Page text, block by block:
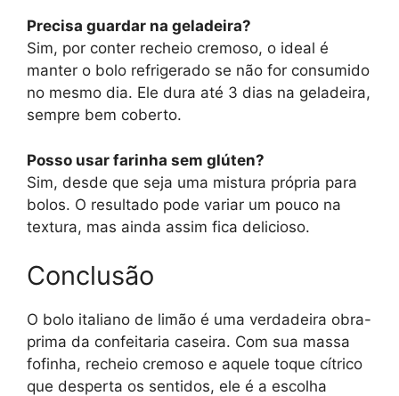
Precisa guardar na geladeira?
Sim, por conter recheio cremoso, o ideal é
manter o bolo refrigerado se não for consumido
no mesmo dia. Ele dura até 3 dias na geladeira,
sempre bem coberto.
Posso usar farinha sem glúten?
Sim, desde que seja uma mistura própria para
bolos. O resultado pode variar um pouco na
textura, mas ainda assim fica delicioso.
Conclusão
O bolo italiano de limão é uma verdadeira obra-
prima da confeitaria caseira. Com sua massa
fofinha, recheio cremoso e aquele toque cítrico
que desperta os sentidos, ele é a escolha